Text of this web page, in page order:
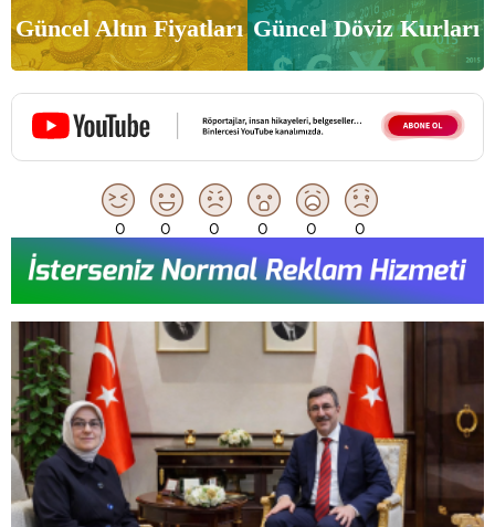
Güncel Altın Fiyatları Güncel Döviz Kurları
0 0 0 0 0 0